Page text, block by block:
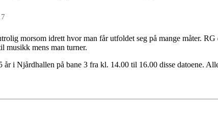
morsom idrett hvor man får utfoldet seg på mange måter.
musikk mens man turner.
i Njårdhallen på bane 3 fra kl. 14.00 til 16.00 disse datoene.